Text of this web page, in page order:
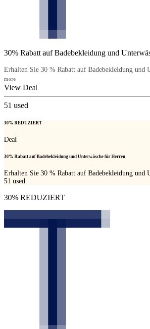
30% Rabatt auf Badebekleidung und
Erhalten Sie 30 % Rabatt auf Badebekleidung und
more
View Deal
51 used
30% REDUZIERT
Deal
30% Rabatt auf Badebekleidung und Unterwäsche für Herren
Erhalten Sie 30 % Rabatt auf Badebekleidung und
51 used
30% REDUZIERT